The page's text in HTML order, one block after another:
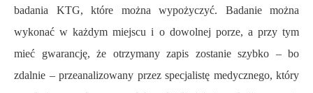
badania KTG, które można wypożyczyć. Badanie można
wykonać w każdym miejscu i o dowolnej porze, a przy tym
mieć gwarancję, że otrzymany zapis zostanie szybko – bo
zdalnie – przeanalizowany przez specjalistę medycznego, który